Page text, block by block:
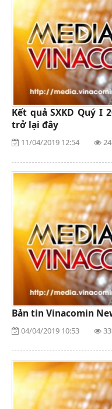
Kết quả SXKD Quý I
trở lại đây
11/04/2019 12:54
Bản tin Vinacomin
04/04/2019 10:53